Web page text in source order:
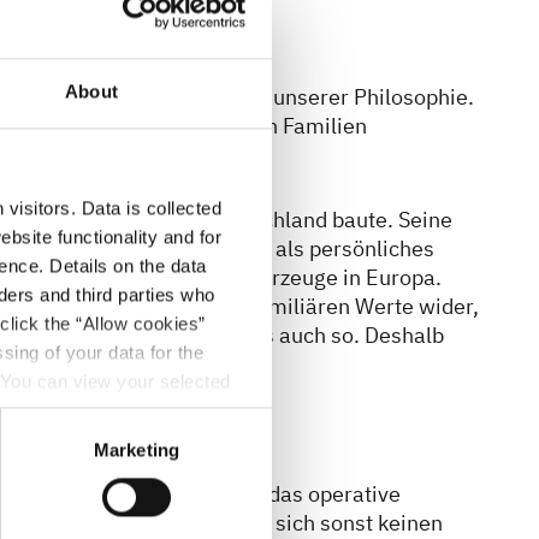
About
visitors. Data is collected
functionality and for
Details on the data
and third parties who
the “Allow cookies”
of your data for the
can view your selected
at the bottom left of
Marketing
– es ist das Herzstück unserer Philosophie.
Stiftung, die bedürftigen Familien
Wohnwagen in Deutschland baute. Seine
Reisen dabeihaben. Was als persönliches
Hersteller für Freizeitfahrzeuge in Europa.
spiegeln noch heute die familiären Werte wider,
sagen wir und meinen das auch so. Deshalb
ins Leben zu rufen.
und Führungskräfte aktiv, das operative
Unser Ziel? Familien, die sich sonst keinen